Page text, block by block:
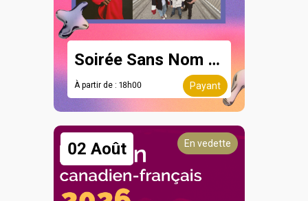
Soirée Sans Nom - 8 août
À partir de : 18h00 Payant
02 Août En vedette